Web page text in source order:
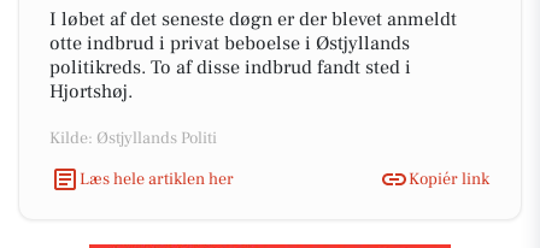
I løbet af det seneste døgn er der blevet anmeldt
otte indbrud i privat beboelse i Østjyllands
politikreds. To af disse indbrud fandt sted i
Hjortshøj.
Kilde: Østjyllands Politi
Læs hele artiklen her
Kopiér link